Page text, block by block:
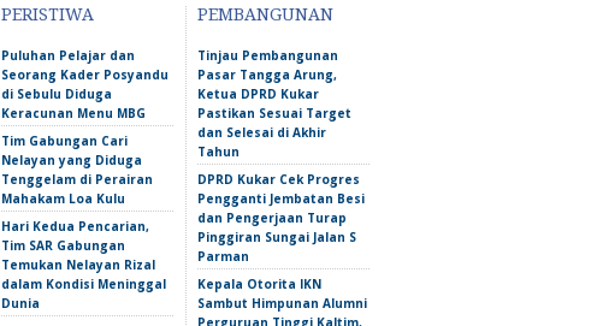
PERISTIWA
Puluhan Pelajar dan
Seorang Kader Posyandu
di Sebulu Diduga
Keracunan Menu MBG
Tim Gabungan Cari
Nelayan yang Diduga
Tenggelam di Perairan
Mahakam Loa Kulu
Hari Kedua Pencarian,
Tim SAR Gabungan
Temukan Nelayan Rizal
dalam Kondisi Meninggal
Dunia
PEMBANGUNAN
Tinjau Pembangunan
Pasar Tangga Arung,
Ketua DPRD Kukar
Pastikan Sesuai Target
dan Selesai di Akhir
Tahun
DPRD Kukar Cek Progres
Pengganti Jembatan Besi
dan Pengerjaan Turap
Pinggiran Sungai Jalan S
Parman
Kepala Otorita IKN
Sambut Himpunan Alumni
Perguruan Tinggi Kaltim,